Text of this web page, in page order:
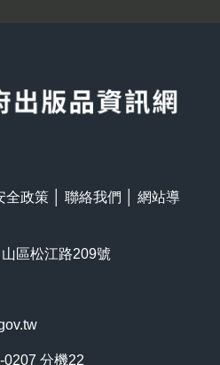
全政策 聯絡我們
網站導
區松江路209號
分機22